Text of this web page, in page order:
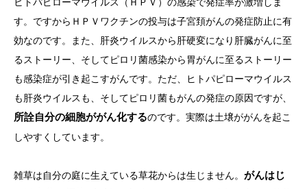
す。ですからＨＰＶワクチンの投与は子宮頚がんの発症防止に有
効なのです。また、肝炎ウイルスから肝硬変になり肝臓がんに至
るストーリー、そしてピロリ菌感染から胃がんに至るストーリー
も感染症が引き起こすがんです。ただ、ヒトパピローマウイルス
も肝炎ウイルスも、そしてピロリ菌もがんの発症の原因ですが、
所詮自分の細胞ががん化するのです。実際は土壌ががんを起こ
しやすくしています。
雑草は自分の庭に生えている草花からは生じません。 がんはじ